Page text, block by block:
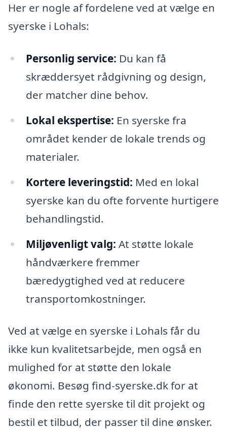
Her er nogle af fordelene ved at vælge en
syerske i Lohals:
Personlig service: Du kan få
skræddersyet rådgivning og design,
der matcher dine behov.
Lokal ekspertise: En syerske fra
området kender de lokale trends og
materialer.
Kortere leveringstid: Med en lokal
syerske kan du ofte forvente hurtigere
behandlingstid.
Miljøvenligt valg: At støtte lokale
håndværkere fremmer
bæredygtighed ved at reducere
transportomkostninger.
Ved at vælge en syerske i Lohals får du
ikke kun kvalitetsarbejde, men også en
mulighed for at støtte den lokale
økonomi. Besøg find-syerske.dk for at
finde den rette syerske til dit projekt og
bestil et tilbud, der passer til dine ønsker.